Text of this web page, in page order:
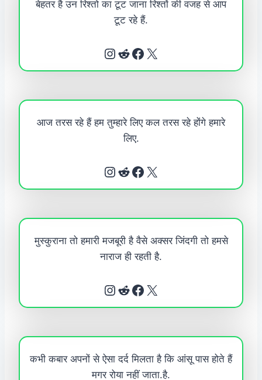
बेहतर है उन रिश्तो का टूट जाना रिश्तों की वजह से आप
टूट रहे हैं.
Instagram Reddit Facebook X
आज तरस रहे हैं हम तुम्हारे लिए कल तरस रहे होंगे हमारे
लिए.
Instagram Reddit Facebook X
मुस्कुराना तो हमारी मजबूरी है वैसे अक्सर जिंदगी तो हमसे
नाराज ही रहती है.
Instagram Reddit Facebook X
कभी कबार अपनों से ऐसा दर्द मिलता है कि आंसू पास होते हैं
मगर रोया नहीं जाता.है.